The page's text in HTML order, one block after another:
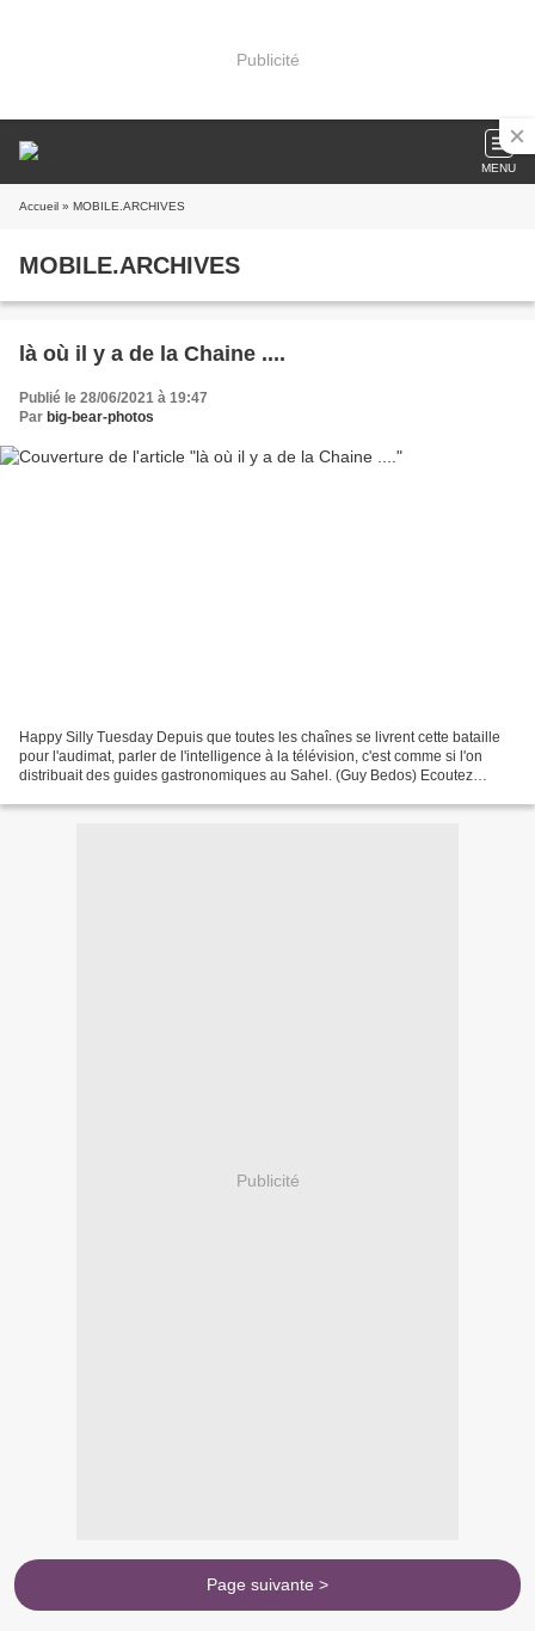
Publicité
MENU
Accueil » MOBILE.ARCHIVES
MOBILE.ARCHIVES
là où il y a de la Chaine ....
Publié le 28/06/2021 à 19:47
Par big-bear-photos
Happy Silly Tuesday Depuis que toutes les chaînes se livrent cette bataille
pour l'audimat, parler de l'intelligence à la télévision, c'est comme si l'on
distribuait des guides gastronomiques au Sahel. (Guy Bedos) Ecoutez
Publicité
Page suivante >